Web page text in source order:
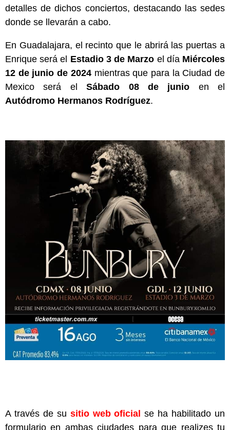
detalles de dichos conciertos, destacando las sedes
donde se llevarán a cabo.
En Guadalajara, el recinto que le abrirá las puertas a
Enrique será el Estadio 3 de Marzo el día Miércoles
12 de junio de 2024mientras que para la Ciudad de
Mexico será elSábado 08 de junio en el
Autódromo Hermanos Rodríguez.
A través de su sitio web oficial se ha habilitado un
formulario en ambas ciudades para que realizes tu